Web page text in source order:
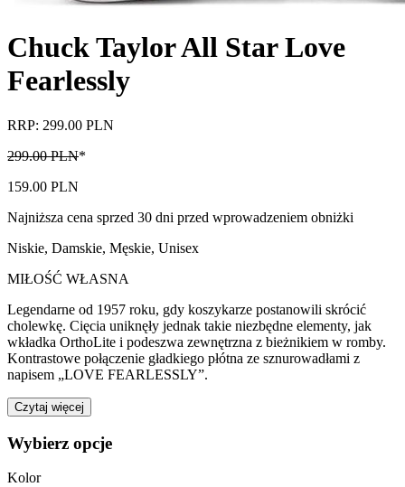
Chuck Taylor All Star Love
Fearlessly
RRP: 299.00 PLN
299.00 PLN*
159.00 PLN
Najniższa cena sprzed 30 dni przed wprowadzeniem obniżki
Niskie, Damskie, Męskie, Unisex
MIŁOŚĆ WŁASNA
Legendarne od 1957 roku, gdy koszykarze postanowili skrócić
cholewkę. Cięcia uniknęły jednak takie niezbędne elementy, jak
wkładka OrthoLite i podeszwa zewnętrzna z bieżnikiem w romby.
Kontrastowe połączenie gładkiego płótna ze sznurowadłami z
napisem „LOVE FEARLESSLY”.
Czytaj więcej
Wybierz opcje
Kolor